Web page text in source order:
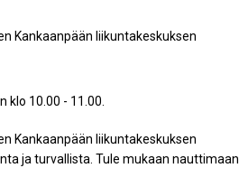
Kankaanpään liikuntakeskuksen
10.00 - 11.00.
Kankaanpään liikuntakeskuksen
ja turvallista. Tule mukaan nauttimaan